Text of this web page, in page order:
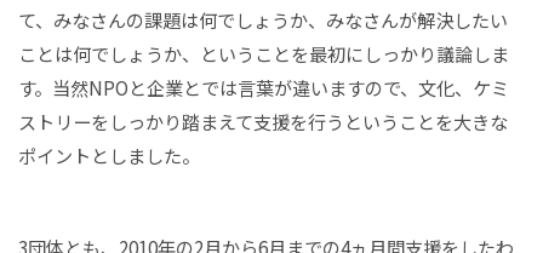
て、みなさんの課題は何でしょうか、みなさんが解決したい
ことは何でしょうか、ということを最初にしっかり議論しま
す。当然NPOと企業とでは言葉が違いますので、文化、ケミ
ストリーをしっかり踏まえて支援を行うということを大きな
ポイントとしました。
3団体とも、2010年の2月から6月までの4ヵ月間支援をしたわ